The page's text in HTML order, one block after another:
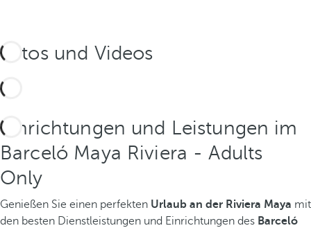
Fotos und Videos
Einrichtungen und Leistungen im
Barceló Maya Riviera - Adults
Only
Genießen Sie einen perfekten Urlaub an der Riviera Maya mit
den besten Dienstleistungen und Einrichtungen des Barceló